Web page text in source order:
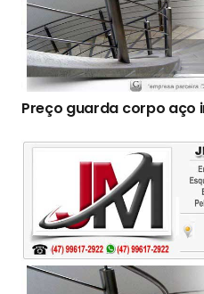
Preço guarda corpo aço